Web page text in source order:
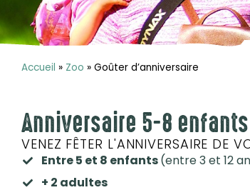
Accueil » Zoo » Goûter d’anniversaire
Anniversaire 5-8
VENEZ FÊTER L'ANNIVERSAIRE DE
Entre 5 et 8 enfants(entre 3 et 12
+ 2 adultes